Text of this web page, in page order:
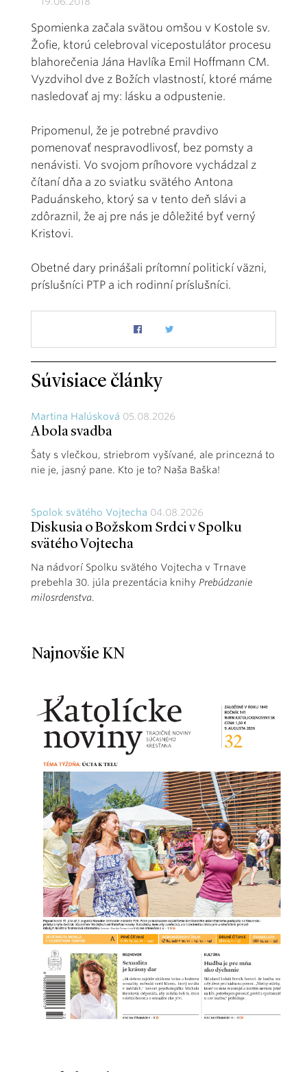
Spomienka začala svätou omšou v Kostole sv.
Žofie, ktorú celebroval vicepostulátor procesu
blahorečenia Jána Havlíka Emil Hoffmann CM.
Vyzdvihol dve z Božích vlastností, ktoré máme
nasledovať aj my: lásku a odpustenie.
Pripomenul, že je potrebné pravdivo
pomenovať nespravodlivosť, bez pomsty a
nenávisti. Vo svojom príhovore vychádzal z
čítaní dňa a zo sviatku svätého Antona
Paduánskeho, ktorý sa v tento deň slávi a
zdôraznil, že aj pre nás je dôležité byť verný
Kristovi.
Obetné dary prinášali prítomní politickí väzni,
príslušníci PTP a ich rodinní príslušníci.
Súvisiace články
Martina Halúsková 05.08.2026
A bola svadba
Šaty s vlečkou, striebrom vyšívané, ale princezná to
nie je, jasný pane. Kto je to? Naša Baška!
Spolok svätého Vojtecha 04.08.2026
Diskusia o Božskom Srdci v Spolku
svätého Vojtecha
Na nádvorí Spolku svätého Vojtecha v Trnave
prebehla 30. júla prezentácia knihy Prebúdzanie
milosrdenstva.
Najnovšie KN